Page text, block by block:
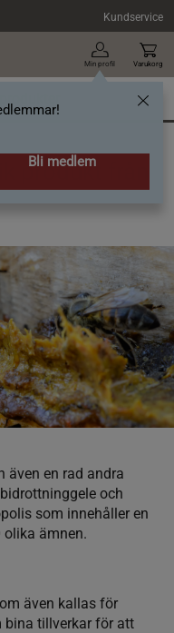
Kundservice
Min profil
Bli medlem
Varukorg
produkt från
även en rad andra
och
som innehåller en
ämnen.
även kallas för
bina tillverkar för att